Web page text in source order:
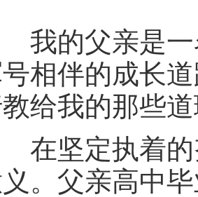
的父亲是一
相伴的成长
给我的那些
坚定执着的
。父亲高中